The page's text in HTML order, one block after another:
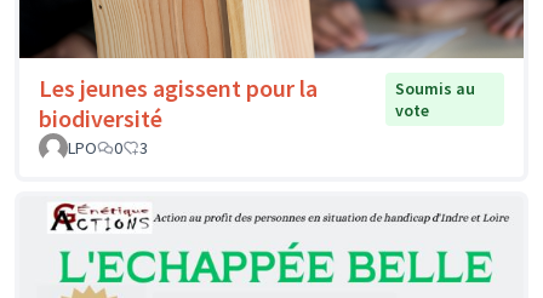
Les jeunes agissent pour la
biodiversité
Soumis au
vote
LPO
0 3